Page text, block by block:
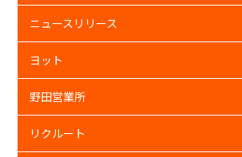
ニュースリリース
ヨット
野田営業所
リクルート